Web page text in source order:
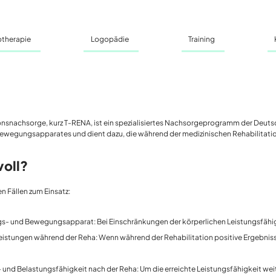
Logopädie Training
kurz T-RENA, ist ein spezialisiertes Nachsorgeprogramm der
und dient dazu, die während der medizinischen
Fällen zum Einsatz:
und Bewegungsapparat: Bei Einschränkungen der körperlichen
während der Reha: Wenn während der Rehabilitation positive
Belastungsfähigkeit nach der Reha: Um die erreichte Leistungsfähigkeit